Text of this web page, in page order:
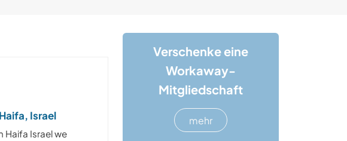
Israel
Haifa Israel we
Verschenke eine
Workaway-
Mitgliedschaft
mehr